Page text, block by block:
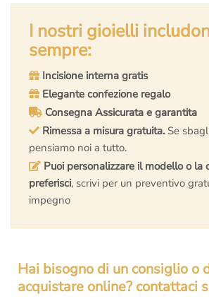
originale
€2.600,00.
attuale
€2.099,00.
I nostri gioielli
sempre:
Incisione interna gratis
Elegante confezione regalo
Consegna Assicurata e garantita
Rimessa a misura gratuita. Se
pensiamo noi a tutto.
Puoi personalizzare il modello o la
preferisci, scrivi per un preventivo
impegno
Hai bisogno di un consiglio o
acquistare online? contattaci